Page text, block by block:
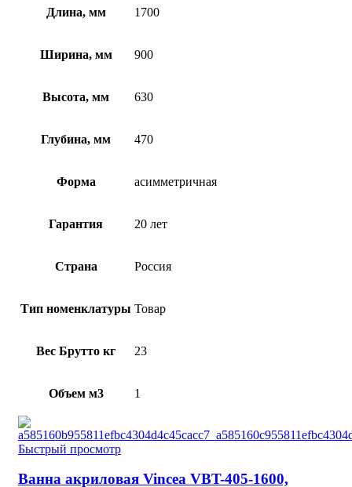
Длина, мм 1700
Ширина, мм 900
Высота, мм 630
Глубина, мм 470
Форма асимметричная
Гарантия 20 лет
Страна Россия
Тип номенклатуры Товар
Вес Брутто кг 23
Объем м3 1
Быстрый просмотр
Ванна акриловая Vincea VBT-405-1600,